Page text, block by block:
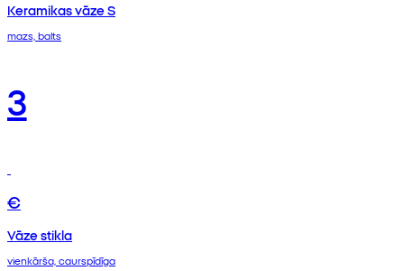
Keramikas vāze S
mazs, balts
3
€
Vāze stikla
vienkārša, caurspīdīga